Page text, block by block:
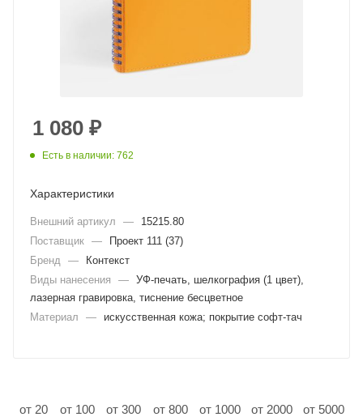
1 080 ₽
Есть в наличии: 762
Характеристики
Внешний артикул —
15215.80
Поставщик —
Проект 111 (37)
Бренд
—
Контекст
Виды нанесения
— УФ-печать, шелкография (1 цвет),
лазерная гравировка, тиснение бесцветное
Материал
— искусственная кожа; покрытие софт-тач
от 20
от 100
от 300
от 800
от 1000
от 2000
от 5000